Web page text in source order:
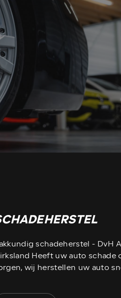
schadeherstel - DvH
Heeft uw auto schade
wij herstellen uw auto
om dit te